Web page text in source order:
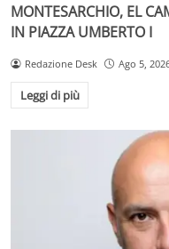
MONTESARCHIO, EL
IN PIAZZA UMBERTO I
Redazione Desk Ago 5,
Leggi di più